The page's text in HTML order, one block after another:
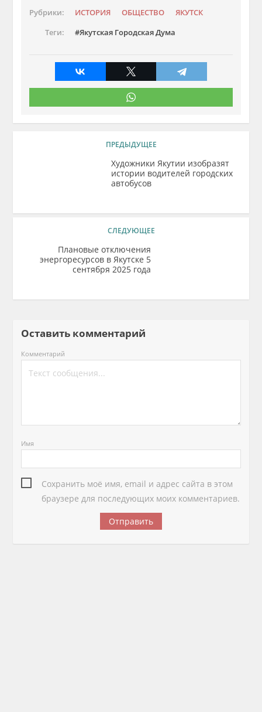
Рубрики: ИСТОРИЯ ОБЩЕСТВО
ЯКУТСК
Теги:
Якутская Городская Дума
ПРЕДЫДУЩЕЕ
Художники Якутии изобразят
истории водителей городских
автобусов
СЛЕДУЮЩЕЕ
Плановые отключения
энергоресурсов в Якутске 5
сентября 2025 года
Оставить комментарий
Комментарий
Имя
Сохранить моё имя, email и адрес сайта в этом
браузере для последующих моих комментариев.